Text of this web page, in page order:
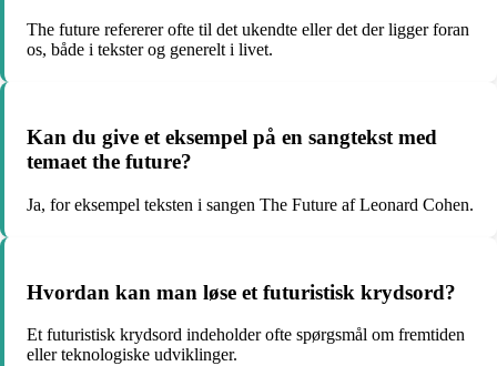
The future refererer ofte til det ukendte eller det der ligger foran
os, både i tekster og generelt i livet.
Kan du give et eksempel på en sangtekst med
temaet the future?
Ja, for eksempel teksten i sangen The Future af Leonard Cohen.
Hvordan kan man løse et futuristisk krydsord?
Et futuristisk krydsord indeholder ofte spørgsmål om fremtiden
eller teknologiske udviklinger.